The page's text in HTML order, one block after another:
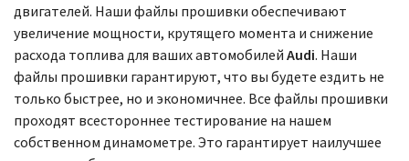
двигателей. Наши файлы прошивки обеспечивают
увеличение мощности, крутящего момента и снижение
расхода топлива для ваших автомобилей Audi. Наши
файлы прошивки гарантируют, что вы будете ездить не
только быстрее, но и экономичнее. Все файлы прошивки
проходят всестороннее тестирование на нашем
собственном динамометре. Это гарантирует наилучшее